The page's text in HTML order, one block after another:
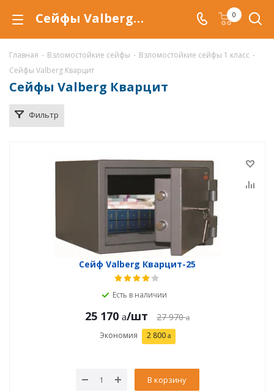
Сейфы Valberg Кварцит в Уфе, взломостойкий сейф Кварцит, купить сейф валберг кварцит по низкой цене, доставка сейфов Кварцит, сейфы кварцит 1 класса 0
Главная - Взломостойкие сейфы - Взломостойкие сейфы 1 класс -
Сейфы Valberg Кварцит
Сейфы Valberg Кварцит
Фильтр
Сейф Valberg Кварцит-25
Есть в наличии
25 170 /шт 27 970
Экономия 2 800
В корзину